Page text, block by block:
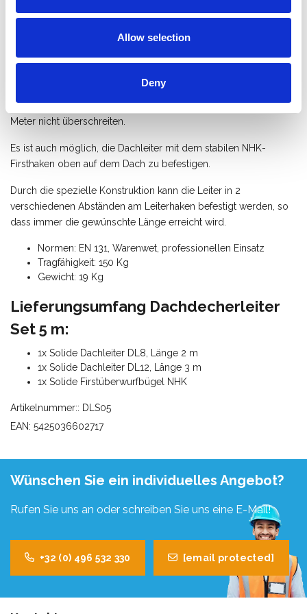
Allow selection
Deny
berührt und eine Beschädigung des Daches verhindert.
Die Solide Dachleitern sind in 3 Längen verfügbar (1 m, 2 m und
3 m, damit sie leicht transportiert werden können) und dank der
miteinander verbinden, um den gewünschten Abstand (die
Länge der Leiter) zu überbrücken. Gekoppelte Leitern dürfen 9
Meter nicht überschreiten.
Es ist auch möglich, die Dachleiter mit dem stabilen NHK-
Firsthaken oben auf dem Dach zu befestigen.
Durch die spezielle Konstruktion kann die Leiter in 2
verschiedenen Abständen am Leiterhaken befestigt werden, so
dass immer die gewünschte Länge erreicht wird.
Normen: EN 131, Warenwet, professionellen Einsatz
Tragfähigkeit: 150 Kg
Gewicht: 19 Kg
Lieferungsumfang Dachdecherleiter
Set 5 m:
1x Solide Dachleiter DL8, Länge 2 m
1x Solide Dachleiter DL12, Länge 3 m
1x Solide Firstüberwurfbügel NHK
Artikelnummer:: DLS05
EAN: 5425036602717
Wünschen Sie ein individuelles Angebot?
Rufen Sie uns an oder schreiben Sie uns eine E-Mail!
+32 (0) 496 532 330 [email protected]